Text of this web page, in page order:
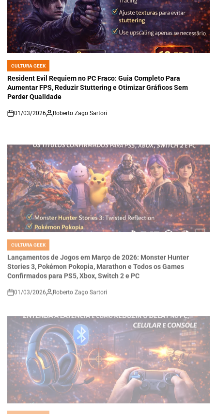
POSTED
CULTURA GEEK
Resident Evil Requiem no PC Fraco: Guia Completo Para
Aumentar FPS, Reduzir Stuttering e Otimizar Gráficos Sem
Perder Qualidade
on
01/03/2026 Roberto Zago Sartori
POSTED
CULTURA GEEK
Lançamentos de Jogos em Março de 2026: Monster Hunter
Stories 3, Pokémon Pokopia, Marathon e Todos os Games
Confirmados para PS5, Xbox, Switch 2 e PC
on
01/03/2026 Roberto Zago Sartori
POSTED
CULTURA GEEK
Fone Bluetooth em Jogos Tem Atraso? Entenda a Latência,
Descubra as Causas e Veja Como Reduzir o Delay no PC, Celular e